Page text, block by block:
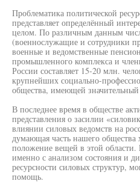
Проблематика политической
представляет определённый
целом. По различным данным
(военнослужащие и сотрудники
военные и ведомственные
промышленного комплекса и
России составляет 15-20 млн.
крупнейших социально-
общества, имеющей
В последнее время в обществе
представления о засилии
влиянии силовых ведомств на
думающая часть нашего общества
положение вещей в этой области.
именно с анализом состояния и
ресурсности силовых структур,
помощь.